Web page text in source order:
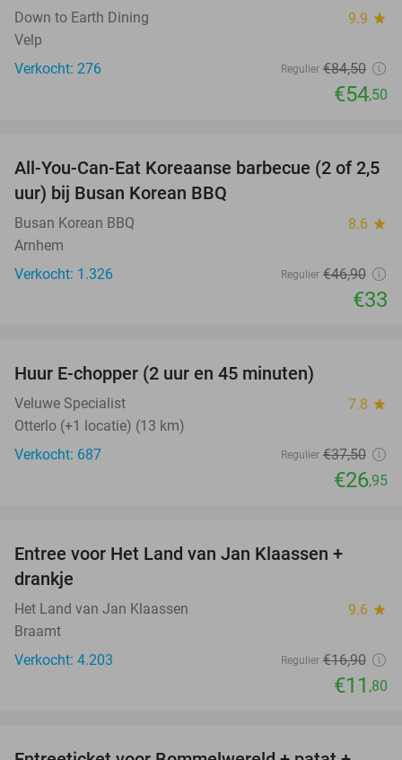
Down to Earth Dining 9.9 star
Velp
Verkocht: 276
Regulier €84,50
€54,50
30%
All-You-Can-Eat Koreaanse barbecue (2 of 2,5
uur) bij Busan Korean BBQ
Busan Korean BBQ 8.6 star
Arnhem
Verkocht: 1.326
Regulier €46,90
€33
Huur E-chopper (2 uur en 45 minuten)
Veluwe Specialist 7.8 star
Otterlo (+1 locatie) (13 km)
Verkocht: 687
Regulier €37,50
€26,95
Entree voor Het Land van Jan Klaassen +
drankje
Het Land van Jan Klaassen 9.6 star
Braamt
Verkocht: 4.203
Regulier €16,90
€11 ,80